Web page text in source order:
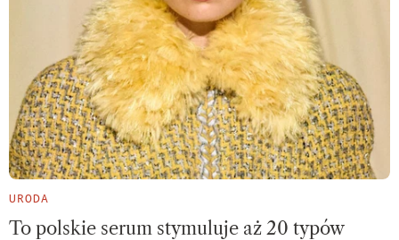
URODA
To polskie serum stymuluje aż 20 typów